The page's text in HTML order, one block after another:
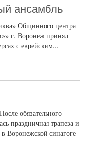
ансамбль
Общинного центра
г. Воронеж принял
с еврейским...
обязательного
праздничная трапеза и
Воронежской синагоге